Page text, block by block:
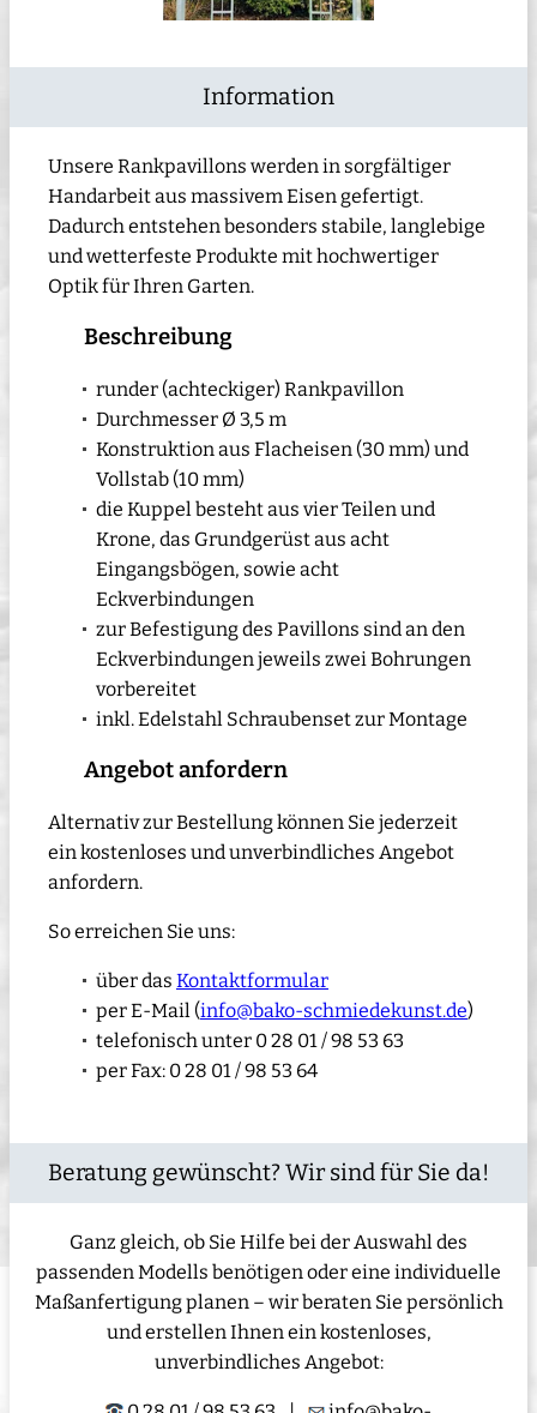
Information
Unsere Rankpavillons werden in sorgfältiger
Handarbeit aus massivem Eisen gefertigt.
Dadurch entstehen besonders stabile, langlebige
und wetterfeste Produkte mit hochwertiger
Optik für Ihren Garten.
Beschreibung
runder (achteckiger) Rankpavillon
Durchmesser Ø 3,5 m
Konstruktion aus Flacheisen (30 mm) und
Vollstab (10 mm)
die Kuppel besteht aus vier Teilen und
Krone, das Grundgerüst aus acht
Eingangsbögen, sowie acht
Eckverbindungen
zur Befestigung des Pavillons sind an den
Eckverbindungen jeweils zwei Bohrungen
vorbereitet
inkl. Edelstahl Schraubenset zur Montage
Angebot anfordern
Alternativ zur Bestellung können Sie jederzeit
ein kostenloses und unverbindliches Angebot
anfordern.
So erreichen Sie uns:
über das Kontaktformular
per E-Mail (info@bako-schmiedekunst.de)
telefonisch unter 0 28 01 / 98 53 63
per Fax: 0 28 01 / 98 53 64
Beratung gewünscht? Wir sind für Sie da!
Ganz gleich, ob Sie Hilfe bei der Auswahl des
passenden Modells benötigen oder eine individuelle
Maßanfertigung planen – wir beraten Sie persönlich
und erstellen Ihnen ein kostenloses,
unverbindliches Angebot: